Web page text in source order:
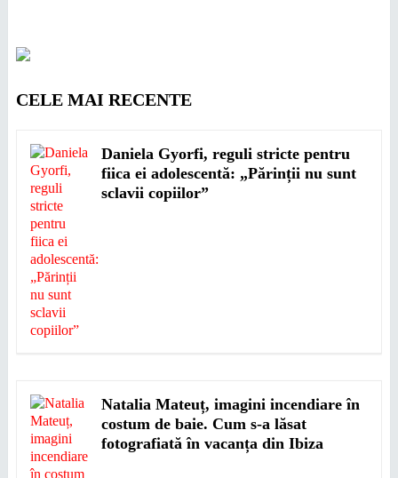
CELE MAI RECENTE
Daniela Gyorfi, reguli stricte pentru
fiica ei adolescentă: „Părinții nu sunt
sclavii copiilor”
Natalia Mateuț, imagini incendiare în
costum de baie. Cum s-a lăsat
fotografiată în vacanța din Ibiza